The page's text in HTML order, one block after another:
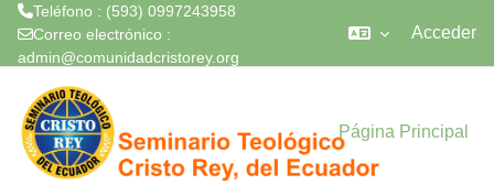
Teléfono : (593) 0997243958
Correo electrónico :
admin@comunidadcristorey.org
Acceder
Página Principal